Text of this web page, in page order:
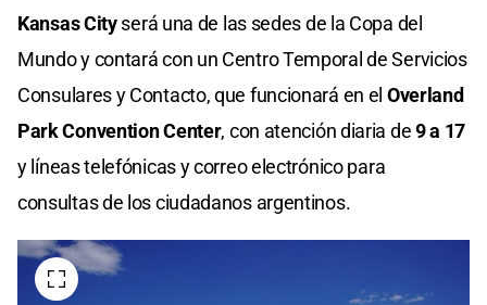
Kansas Cityserá una de las sedes de la Copa del
Mundo y contará con un Centro Temporal de Servicios
Consulares y Contacto, que funcionará en el Overland
Park Convention Center, con atención diaria de9 a 17
y líneas telefónicas y correo electrónico para
consultas de los ciudadanos argentinos.